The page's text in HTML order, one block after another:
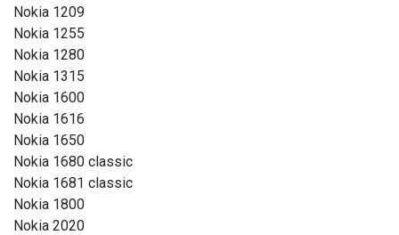
Nokia 1209
Nokia 1255
Nokia 1280
Nokia 1315
Nokia 1600
Nokia 1616
Nokia 1650
Nokia 1680 classic
Nokia 1681 classic
Nokia 1800
Nokia 2020